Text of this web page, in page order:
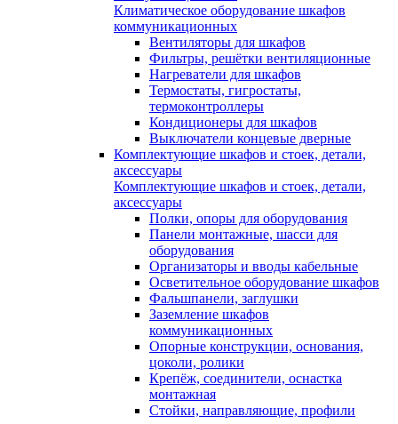
Климатическое оборудование шкафов
коммуникационных
Вентиляторы для шкафов
Фильтры, решётки вентиляционные
Нагреватели для шкафов
Термостаты, гигростаты,
термоконтроллеры
Кондиционеры для шкафов
Выключатели концевые дверные
Комплектующие шкафов и стоек, детали,
аксессуары
Комплектующие шкафов и стоек, детали,
аксессуары
Полки, опоры для оборудования
Панели монтажные, шасси для
оборудования
Организаторы и вводы кабельные
Осветительное оборудование шкафов
Фальшпанели, заглушки
Заземление шкафов
коммуникационных
Опорные конструкции, основания,
цоколи, ролики
Крепёж, соединители, оснастка
монтажная
Стойки, направляющие, профили